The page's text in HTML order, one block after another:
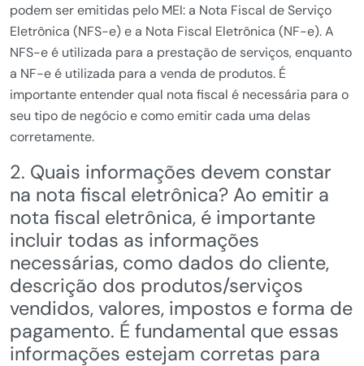
podem ser emitidas pelo MEI: a Nota Fiscal de Serviço
Eletrônica (NFS-e) e a Nota Fiscal Eletrônica (NF-e). A
NFS-e é utilizada para a prestação de serviços, enquanto
a NF-e é utilizada para a venda de produtos. É
importante entender qual nota fiscal é necessária para o
seu tipo de negócio e como emitir cada uma delas
corretamente.
2. Quais informações devem constar
na nota fiscal eletrônica? Ao emitir a
nota fiscal eletrônica, é importante
incluir todas as informações
necessárias, como dados do cliente,
descrição dos produtos/serviços
vendidos, valores, impostos e forma de
pagamento. É fundamental que essas
informações estejam corretas para